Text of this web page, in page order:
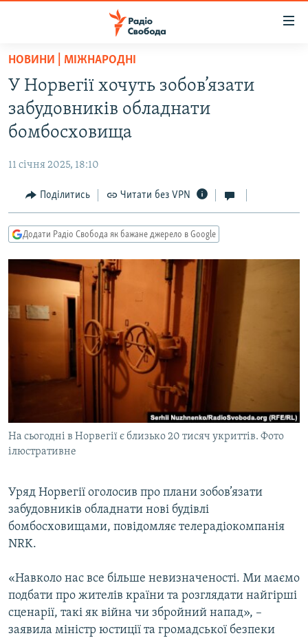
Перейти
основного
матеріалу
Перейти
до
основної
Перейти
до
пошуку
ВСЕ ЗА ДОБУ
СТАТТІ
ЕКОНОМІКА
СУСПІЛЬСТВО
РОСІЙСЬКА «ФІЛЬТРАЦІЯ»
ДОНБАС.РЕАЛІЇ
ТИ ЯК?
СХЕМИ
КИТАЙ.ВИКЛИКИ
МУЛЬТИМЕДІА
СПЕЦПРОЄКТИ
КРИМ РЕАЛІЇ
РУС
КТАТ
Усі сайти RFE/RL
НОВИНИ | МІЖНАРОДНІ
У Норвегії хочуть зобов’язати
забудовників обладнати
бомбосховища
11 січня 2025, 18:10
Поділитись Читати без VPN
Додати Радіо Свобода як бажане джерело в Google
На сьогодні в Норвегії є близько 20 тисяч укриттів. Фото
ілюстративне
Уряд Норвегії оголосив про плани зобов’язати
забудовників обладнати нові будівлі
бомбосховищами, повідомляє телерадіокомпанія
NRK.
«Навколо нас все більше невизначеності. Ми маємо
подбати про жителів країни та розглядати найгірші
сценарії, такі як війна чи збройний напад», –
заявила міністр юстиції та громадської безпеки